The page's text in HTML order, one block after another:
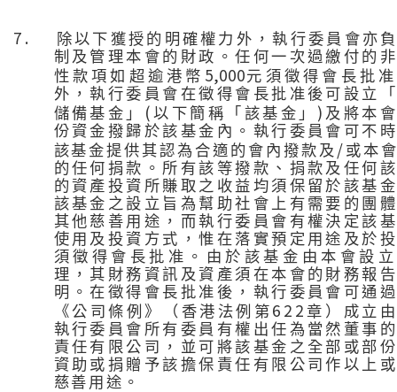
7.
除以下獲授的明確權力外，執行委員會亦
制及管理本會的財政。任何一次過繳付的
性款項如超逾港幣 5,000元須徵得會長批
外，執行委員會在徵得會長批准後可設立
儲備基金」
( 以下簡稱「該基金」 ) 及將本
份資金撥歸於該基金內。執行委員會可不
該基金提供其認為合適的會內撥款及 / 或本
的任何捐款。所有該等撥款、捐款及任何
的資產投資所賺取之收益均須保留於該基
該基金之設立旨為幫助社會上有需要的團
其他慈善用途，而執行委員會有權決定該
使用及投資方式，惟在落實預定用途及於
須徵得會長批准。由於該基金由本會設
理，其財務資訊及資產須在本會的財務報
明。在徵得會長批准後，執行委員會可通
《公司條例》（香港法例第 622 章）成立
執行委員會所有委員有權出任為當然董事
責任有限公司，並可將該基金之全部或部
資助或捐贈予該擔保責任有限公司作以上
慈善用途。